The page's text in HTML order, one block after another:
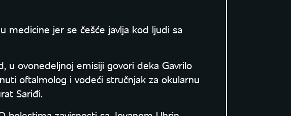
medicine jer se češće javlja kod ljudi sa
u ovonedeljnoj emisiji govori deka Gavrilo
oftalmolog i vodeći stručnjak za okularnu
Sariđi.